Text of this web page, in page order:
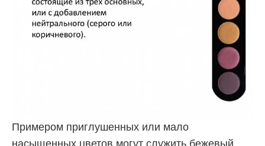
Примером приглушенных или мало
насыщенных цветов могут служить бежевый,